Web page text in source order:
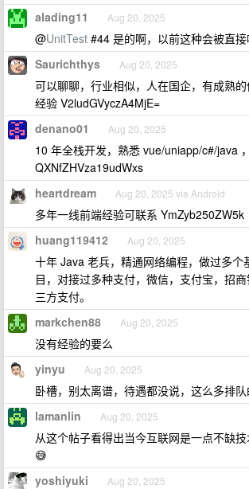
alading11 Aug 20, 2025
@UnitTest #44 是的啊，以前这种会被直
Saurichthys Aug 20, 2025
可以聊聊，行业相似，人在国企，有成熟
经验 V2ludGVyczA4MjE=
denano01 Aug 20, 2025
10 年全栈开发，熟悉 vue/uniapp/c#/java
QXNfZHVza19udWxs
heartdream Aug 20, 2025 via Android
多年一线前端经验可联系 YmZyb250ZW5k
huang119412 Aug 20, 2025
十年 Java 老兵，精通网络编程，做过多个
目，对接过多种支付，微信，支付宝，招
三方支付。
markchen88 Aug 20, 2025
没有经验的要么
yinyu Aug 20, 2025
卧槽，别太离谱，待遇都没说，这么多排队
lamanlin Aug 20, 2025
从这个帖子看得出当今互联网是一点不缺
😅
yoshiyuki Aug 20, 2025